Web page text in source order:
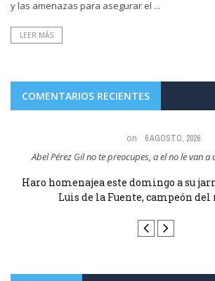
y las amenazas para asegurar el ...
LEER MÁS
COMENTARIOS RECIENTES
on 6 AGOSTO, 2026
Abel Pérez Gil no te preocupes, a el no le van
Haro homenajea este domingo a su
Luis de la Fuente, campeón del